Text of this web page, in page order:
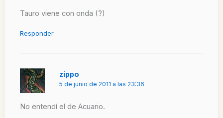
Tauro viene con onda (?)
Responder
zippo
5 de junio de 2011 a las 23:36
No entendí el de Acuario.